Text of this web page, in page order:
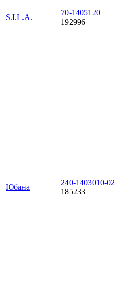
S.I.L.A.
70-1405120
192996
Юбана
240-1403010-02
185233